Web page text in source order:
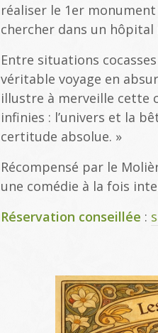
réaliser le 1er
chercher dans un
Entre situations
véritable voyage en
illustre à merveille cette
infinies : l’univers et la
certitude absolue. »
Récompensé par le
une comédie à la fois
Réservation conseillée :